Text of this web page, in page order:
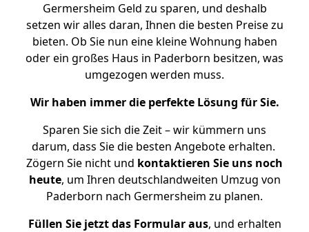
Germersheim Geld zu sparen, und deshalb
setzen wir alles daran, Ihnen die besten Preise zu
bieten. Ob Sie nun eine kleine Wohnung haben
oder ein großes Haus in Paderborn besitzen, was
umgezogen werden muss.
Wir haben immer die perfekte Lösung für Sie.
Sparen Sie sich die Zeit – wir kümmern uns
darum, dass Sie die besten Angebote erhalten.
Zögern Sie nicht und kontaktieren Sie uns noch
heute, um Ihren deutschlandweiten Umzug von
Paderborn nach Germersheim zu planen.
Füllen Sie jetzt das Formular aus, und erhalten